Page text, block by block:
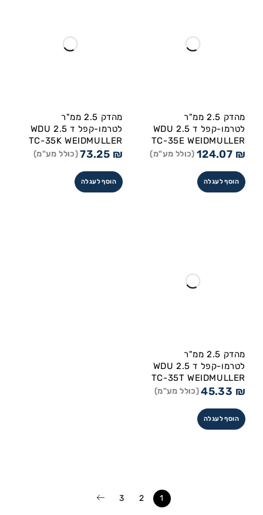
מהדק 2.5 ממ"ר
לטרמו-קפל ד WDU 2.5
TC-35E WEIDMULLER
124.07 ₪ (כולל מע"מ)
הוסף לעגלה
מהדק 2.5 ממ"ר
לטרמו-קפל ד WDU 2.5
TC-35K WEIDMULLER
73.25 ₪ (כולל מע"מ)
הוסף לעגלה
מהדק 2.5 ממ"ר
לטרמו-קפל ד WDU 2.5
TC-35T WEIDMULLER
45.33 ₪ (כולל מע"מ)
הוסף לעגלה
1
2
3